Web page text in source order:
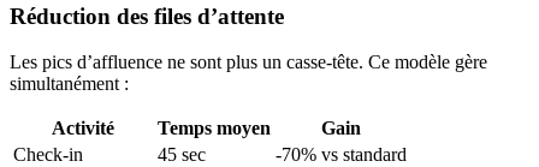
Réduction des files d’attente
Les pics d’affluence ne sont plus un casse-tête. Ce modèle gère
simultanément :
Activité Temps moyen
Gain
Check-in
45 sec
-70% vs standard